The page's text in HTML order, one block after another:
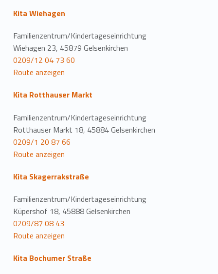
Kita Wiehagen
Familienzentrum/Kindertageseinrichtung
Wiehagen 23, 45879 Gelsenkirchen
0209/12 04 73 60
Route anzeigen
Kita Rotthauser Markt
Familienzentrum/Kindertageseinrichtung
Rotthauser Markt 18, 45884 Gelsenkirchen
0209/1 20 87 66
Route anzeigen
Kita Skagerrakstraße
Familienzentrum/Kindertageseinrichtung
Küpershof 18, 45888 Gelsenkirchen
0209/87 08 43
Route anzeigen
Kita Bochumer Straße